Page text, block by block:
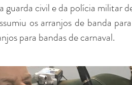
civil e da polícia militar
os arranjos de banda
para bandas de carnaval.